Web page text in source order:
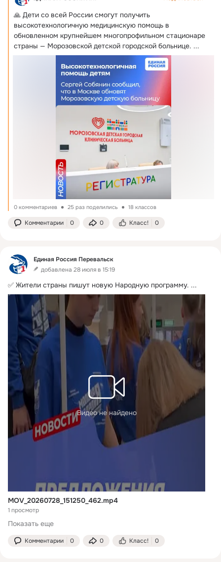
🙏 Дети со всей России смогут получить
высокотехнологичную медицинскую помощь в
обновленном крупнейшем многопрофильном стационаре
страны — Морозовской детской городской больнице. ...
0 комментариев 25 раз поделились 18 классов
Комментарии 0 0 Класс! 0
Единая Россия Перевальск
добавлена 28 июля в 15:19
✅ Жители страны пишут новую Народную программу. ...
Видео не найдено
MOV_20260728_151250_462.mp4
1 просмотр
Показать еще
Комментарии 0 0 Класс! 0